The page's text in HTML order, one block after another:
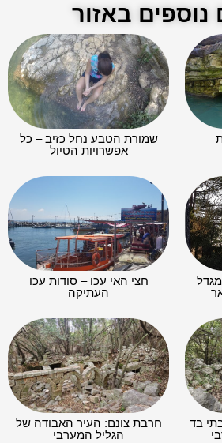
נוספים באזור
שמורת הטבע נחל כזיב – כל
אפשרויות הטיול
חצי האי עכו – סודות עכו
העתיקה
בד
חרבת צונם: העיר האבודה של
הגליל המערבי